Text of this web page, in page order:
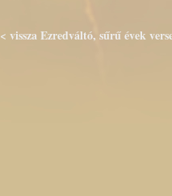
< vissza Ezredváltó, sűrű évek